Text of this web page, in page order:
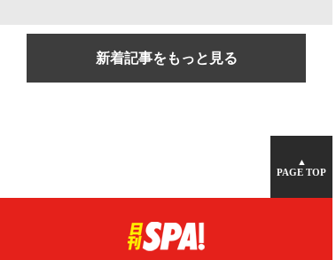
新着記事をもっと見る
▲
PAGE TOP